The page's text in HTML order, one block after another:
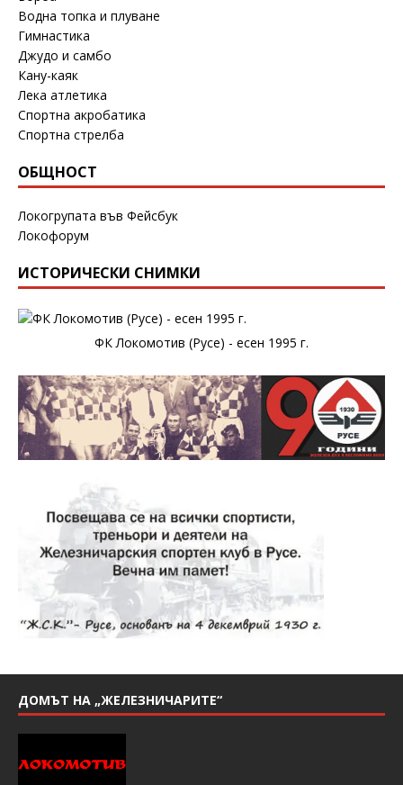
Водна топка и плуване
Гимнастика
Джудо и самбо
Кану-каяк
Лека атлетика
Спортна акробатика
Спортна стрелба
ОБЩНОСТ
Локогрупата във Фейсбук
Локофорум
ИСТОРИЧЕСКИ СНИМКИ
ФК Локомотив (Русе) - есен 1995 г.
ДОМЪТ НА „ЖЕЛЕЗНИЧАРИТЕ“